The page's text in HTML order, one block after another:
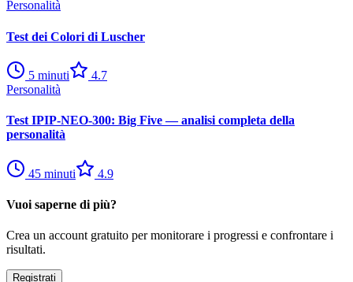
Personalità
Test dei Colori di Luscher
5 minuti
4.7
Personalità
Test IPIP-NEO-300: Big Five — analisi completa della
personalità
45 minuti 4.9
Vuoi saperne di più?
Crea un account gratuito per monitorare i progressi e confrontare i
risultati.
Registrati